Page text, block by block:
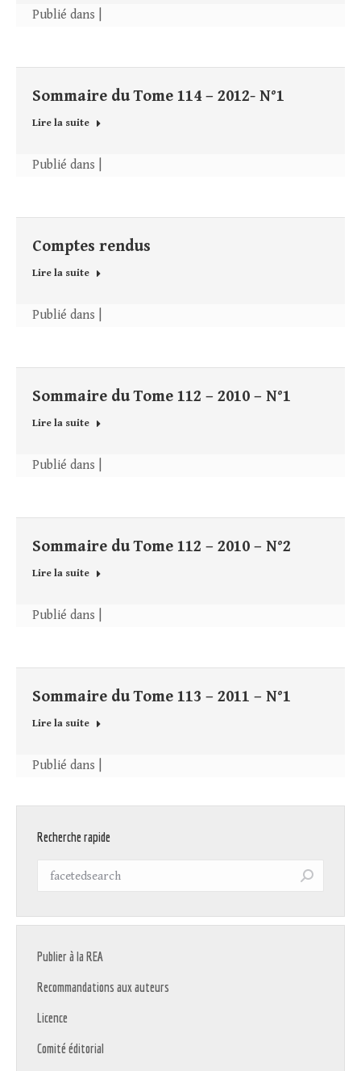
Publié dans |
Sommaire du Tome 114 – 2012- N°1
Lire la suite
Publié dans |
Comptes rendus
Lire la suite
Publié dans |
Sommaire du Tome 112 – 2010 – N°1
Lire la suite
Publié dans |
Sommaire du Tome 112 – 2010 – N°2
Lire la suite
Publié dans |
Sommaire du Tome 113 – 2011 – N°1
Lire la suite
Publié dans |
Recherche rapide
Recherche
Publier à la REA
Recommandations aux auteurs
Licence
Comité éditorial